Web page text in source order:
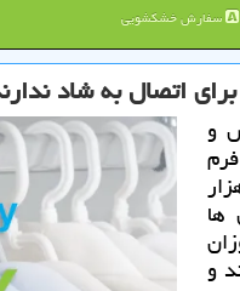
سفارش خشکشویی
و
که بیش از 10میلیون و 500هزار
آموزان
و